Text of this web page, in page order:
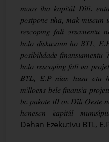
𝑚𝑜𝑜𝑠 𝑖ℎ𝑎 𝑘𝑎𝑝𝑖𝑡𝑎́𝑙 𝐷𝑖́𝑙𝑖.
𝑝𝑜𝑠𝑡𝑝𝑜𝑛𝑒 𝑡𝑖ℎ𝑎, 𝑚𝑎𝑘 𝑚𝑖𝑠𝑎𝑢𝑛
𝑟𝑒𝑠𝑐𝑜𝑝𝑖𝑛𝑔 𝑓𝑎𝑙𝑖 𝑜𝑟𝑠𝑎𝑚𝑒𝑛𝑡𝑢
ℎ𝑎𝑙𝑜 𝑑𝑖𝑠𝑘𝑢𝑠𝑎𝑢𝑛 ℎ𝑜 𝐵𝑇𝐿,
𝑝𝑜𝑠𝑖𝑏𝑖𝑙𝑖𝑑𝑎𝑑𝑒
ℎ𝑎𝑙𝑜 𝑟𝑒𝑠𝑐𝑜𝑝𝑖𝑛𝑔 𝑓𝑎𝑙𝑖 𝑏𝑎
𝐵𝑇𝐿, 𝐸.𝑃 𝑛𝑖𝑎𝑛 ℎ𝑢𝑠𝑢 𝑎𝑡𝑢
𝑚𝑖𝑙𝑙𝑜𝑒𝑛𝑠 𝑏𝑒𝑙𝑒 𝑓𝑖𝑛𝑎𝑛𝑠𝑖𝑎
𝑏𝑎 𝑝𝑎𝑘𝑜𝑡𝑒 𝐼𝐼𝐼 𝑜𝑢 𝐷𝑖́𝑙𝑖 𝑂𝑒𝑠𝑡𝑒
ℎ𝑎𝑛𝑒𝑠𝑎𝑛 𝑘𝑎𝑝𝑖𝑡𝑎́𝑙
Dehan Ezekutivu BTL,